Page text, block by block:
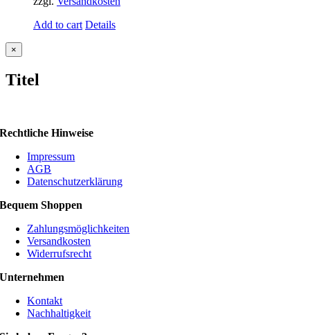
Add to cart Details
Close
product
view
×
Titel
Rechtliche Hinweise
Impressum
AGB
Datenschutzerklärung
Bequem Shoppen
Zahlungsmöglichkeiten
Versandkosten
Widerrufsrecht
Unternehmen
Kontakt
Nachhaltigkeit